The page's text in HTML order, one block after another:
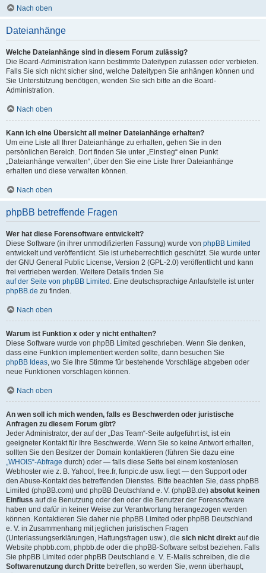
Nach oben
Dateianhänge
Welche Dateianhänge sind in diesem Forum zulässig?
Die Board-Administration kann bestimmte Dateitypen zulassen oder verbieten.
Falls Sie sich nicht sicher sind, welche Dateitypen Sie anhängen können und
Sie Unterstützung benötigen, wenden Sie sich bitte an die Board-
Administration.
Nach oben
Kann ich eine Übersicht all meiner Dateianhänge erhalten?
Um eine Liste all Ihrer Dateianhänge zu erhalten, gehen Sie in den
persönlichen Bereich. Dort finden Sie unter „Einstieg“ einen Punkt
„Dateianhänge verwalten“, über den Sie eine Liste Ihrer Dateianhänge
erhalten und diese verwalten können.
Nach oben
phpBB betreffende Fragen
Wer hat diese Forensoftware entwickelt?
Diese Software (in ihrer unmodifizierten Fassung) wurde von phpBB Limited
entwickelt und veröffentlicht. Sie ist urheberrechtlich geschützt. Sie wurde unter
der GNU General Public License, Version 2 (GPL-2.0) veröffentlicht und kann
frei vertrieben werden. Weitere Details finden Sie
auf der Seite von phpBB Limited . Eine deutschsprachige Anlaufstelle ist unter
phpBB.de zu finden.
Nach oben
Warum ist Funktion x oder y nicht enthalten?
Diese Software wurde von phpBB Limited geschrieben. Wenn Sie denken,
dass eine Funktion implementiert werden sollte, dann besuchen Sie
phpBB Ideas, wo Sie Ihre Stimme für bestehende Vorschläge abgeben oder
neue Funktionen vorschlagen können.
Nach oben
An wen soll ich mich wenden, falls es Beschwerden oder juristische
Anfragen zu diesem Forum gibt?
Jeder Administrator, der auf der „Das Team“-Seite aufgeführt ist, ist ein
geeigneter Kontakt für Ihre Beschwerde. Wenn Sie so keine Antwort erhalten,
sollten Sie den Besitzer der Domain kontaktieren (führen Sie dazu eine
„WHOIS“-Abfrage durch) oder — falls diese Seite bei einem kostenlosen
Webhoster wie z. B. Yahoo!, free.fr, funpic.de usw. liegt — den Support oder
den Abuse-Kontakt des betreffenden Dienstes. Bitte beachten Sie, dass phpBB
Limited (phpBB.com) und phpBB Deutschland e. V. (phpBB.de) absolut keinen
Einfluss auf die Benutzung oder den oder die Benutzer der Forensoftware
haben und dafür in keiner Weise zur Verantwortung herangezogen werden
können. Kontaktieren Sie daher nie phpBB Limited oder phpBB Deutschland
e. V. in Zusammenhang mit jeglichen juristischen Fragen
(Unterlassungserklärungen, Haftungsfragen usw.), die sich nicht direkt auf die
Website phpbb.com, phpbb.de oder die phpBB-Software selbst beziehen. Falls
Sie phpBB Limited oder phpBB Deutschland e. V. E-Mails schreiben, die die
Softwarenutzung durch Dritte betreffen, so werden Sie, wenn überhaupt,